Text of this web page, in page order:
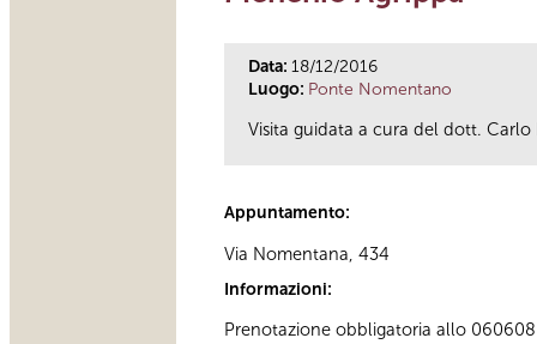
Data: 18/12/2016
Luogo: Ponte Nomentano
Visita guidata a cura del dott. Carlo
Appuntamento:
Via Nomentana, 434
Informazioni:
Prenotazione obbligatoria allo